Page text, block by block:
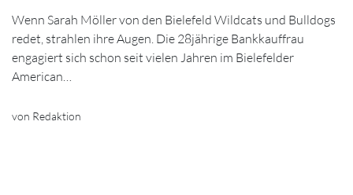
Wenn Sarah Möller von den Bielefeld Wildcats und Bulldogs
redet, strahlen ihre Augen. Die 28jährige Bankkauffrau
engagiert sich schon seit vielen Jahren im Bielefelder
American…
von Redaktion